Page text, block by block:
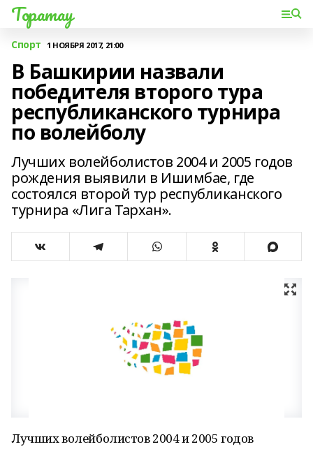
Торатау
Спорт 1 НОЯБРЯ 2017, 21:00
В Башкирии назвали
победителя второго тура
республиканского турнира
по волейболу
Лучших волейболистов 2004 и 2005 годов
рождения выявили в Ишимбае, где
состоялся второй тур республиканского
турнира «Лига Тархан».
Лучших волейболистов 2004 и 2005 годов